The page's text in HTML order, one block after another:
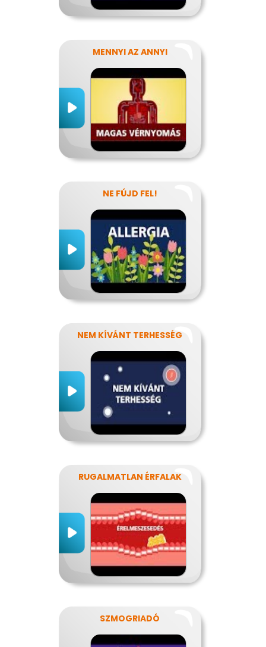
MENNYI AZ ANNYI
NE FÚJD FEL!
NEM KÍVÁNT TERHESSÉG
RUGALMATLAN ÉRFALAK
SZMOGRIADÓ